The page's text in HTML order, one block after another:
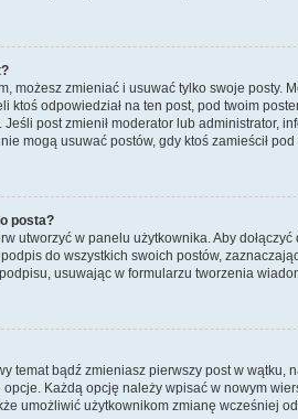
możesz zmieniać i usuwać tylko swoje posty.
odpowiedział na ten post, pod twoim
post zmienił moderator lub administrator,
mogą usuwać postów, gdy ktoś zamieścił pod
posta?
utworzyć w panelu użytkownika. Aby
do wszystkich swoich postów,
usuwając w formularzu tworzenia
temat bądź zmieniasz pierwszy post w
Każdą opcję należy wpisać w nowym
umożliwić użytkownikom zmianę wcześniej